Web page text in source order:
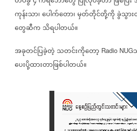
ကုန်းသာ၊ပေါက်တော၊မှတ်တိုင်တို့ကိုခွဲသွာ
တွေဆီက သိရပါတယ်။
အခုတင်ပြခဲ့တဲ့ သတင်း‌ကိုတော့ Radio NUG
ပေးပို့ထားတာဖြစ်ပါတယ်။